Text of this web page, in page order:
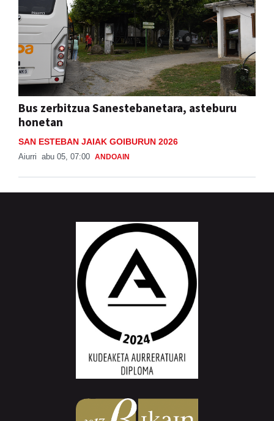
Bus zerbitzua Sanestebanetara, asteburu
honetan
SAN ESTEBAN JAIAK GOIBURUN 2026
Aiurri abu 05, 07:00 ANDOAIN